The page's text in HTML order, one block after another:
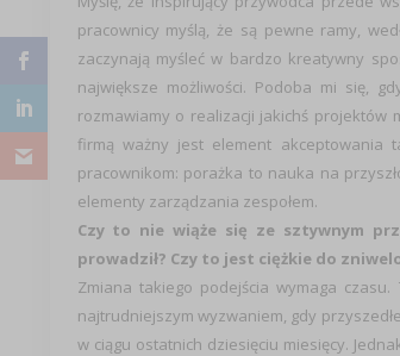
pracownicy myślą, że są pewne ramy,
zaczynają myśleć w bardzo kreatywny
największe możliwości. Podoba mi się,
rozmawiamy o realizacji jakichś projektów
firmą ważny jest element akceptowania
pracownikom: porażka to nauka na
elementy zarządzania zespołem.
Czy to nie wiąże się ze sztywnym
prowadził? Czy to jest ciężkie do
Zmiana takiego podejścia wymaga czasu.
najtrudniejszym wyzwaniem, gdy
w ciągu ostatnich dziesięciu miesięcy.